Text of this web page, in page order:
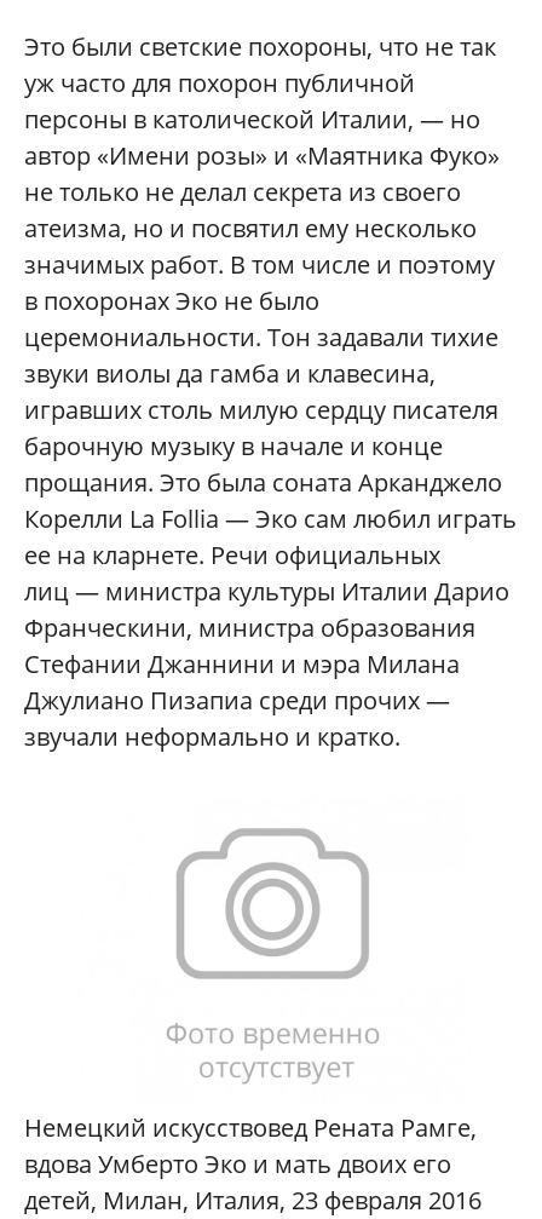
Это были светские похороны, что не так
уж часто для похорон публичной
персоны в католической Италии, — но
автор «Имени розы» и «Маятника Фуко»
не только не делал секрета из своего
атеизма, но и посвятил ему несколько
значимых работ. В том числе и поэтому
в похоронах Эко не было
церемониальности. Тон задавали тихие
звуки виолы да гамба и клавесина,
игравших столь милую сердцу писателя
барочную музыку в начале и конце
прощания. Это была соната Арканджело
Корелли La Follia — Эко сам любил играть
ее на кларнете. Речи официальных
лиц — министра культуры Италии Дарио
Франческини, министра образования
Стефании Джаннини и мэра Милана
Джулиано Пизапиа среди прочих —
звучали неформально и кратко.
Немецкий искусствовед Рената Рамге,
вдова Умберто Эко и мать двоих его
детей, Милан, Италия, 23 февраля 2016